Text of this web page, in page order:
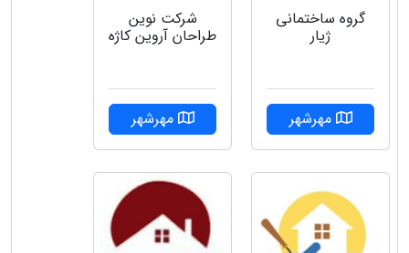
گروه ساختمانی
ژیار
مهرشهر
شرکت نوین
طراحان آروین کاژه
مهرشهر